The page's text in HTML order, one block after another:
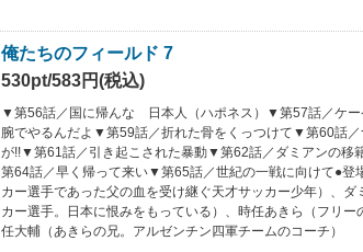
俺たちのフィールド 7
530pt/583円(税込)
▼第56話／国に帰んな 日本人（ハポネス）▼第57話／ケー
腕でやるんだよ▼第59話／折れた骨をくっつけて▼第60話／
が!!▼第61話／引き起こされた暴動▼第62話／ダミアンの
第64話／早く帰って来い▼第65話／世紀の一戦に向けて●登
カー選手であった父の血を受け継ぐ天才サッカー少年）、ダ
カー選手。日本に恨みをもっている）、時任あきら（フリ
任大輔（あきらの兄。アルゼンチン四軍チームのコーチ）